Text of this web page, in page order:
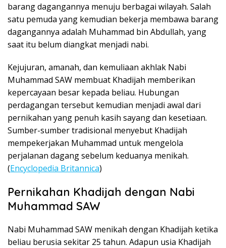
barang dagangannya menuju berbagai wilayah. Salah
satu pemuda yang kemudian bekerja membawa barang
dagangannya adalah Muhammad bin Abdullah, yang
saat itu belum diangkat menjadi nabi.
Kejujuran, amanah, dan kemuliaan akhlak Nabi
Muhammad SAW membuat Khadijah memberikan
kepercayaan besar kepada beliau. Hubungan
perdagangan tersebut kemudian menjadi awal dari
pernikahan yang penuh kasih sayang dan kesetiaan.
Sumber-sumber tradisional menyebut Khadijah
mempekerjakan Muhammad untuk mengelola
perjalanan dagang sebelum keduanya menikah.
(Encyclopedia Britannica)
Pernikahan Khadijah dengan Nabi
Muhammad SAW
Nabi Muhammad SAW menikah dengan Khadijah ketika
beliau berusia sekitar 25 tahun. Adapun usia Khadijah